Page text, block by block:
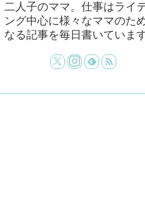
二人子のママ。仕事はライ
ング中心に様々なママのた
なる記事を毎日書いています